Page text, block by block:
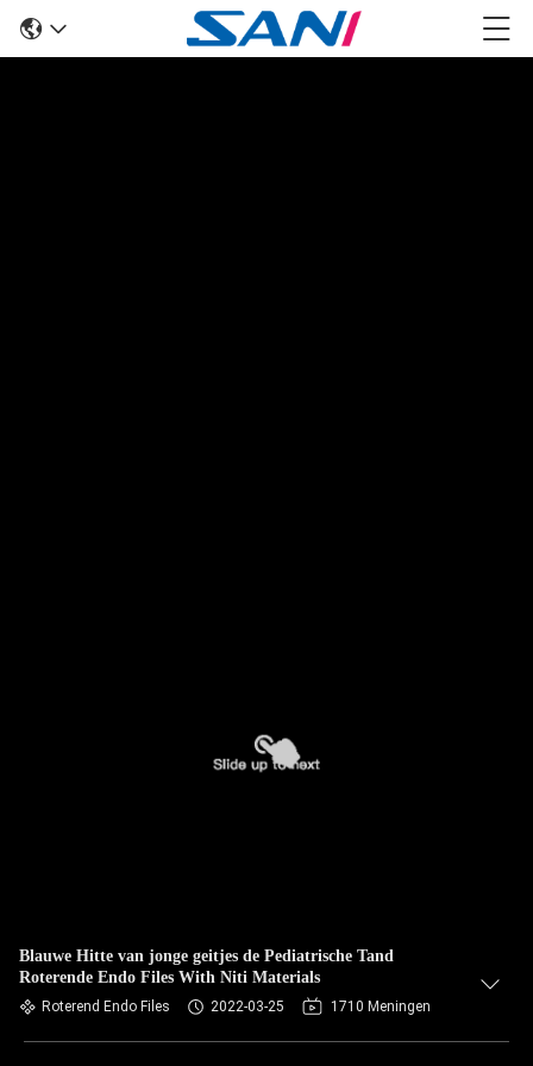
Blauwe Hitte van jonge geitjes de Pediatrische Tand
Roterende Endo Files With Niti Materials
Roterend Endo Files 2022-03-25 1710 Meningen